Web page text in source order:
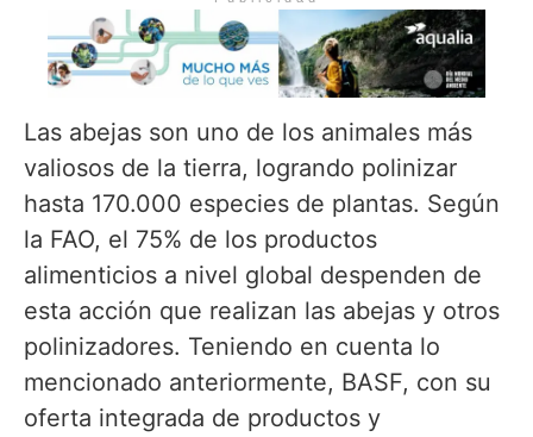
Las abejas son uno de los animales más
valiosos de la tierra, logrando polinizar
hasta 170.000 especies de plantas. Según
la FAO, el 75% de los productos
alimenticios a nivel global despenden de
esta acción que realizan las abejas y otros
polinizadores. Teniendo en cuenta lo
mencionado anteriormente, BASF, con su
oferta integrada de productos y